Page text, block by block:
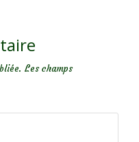
Les champs